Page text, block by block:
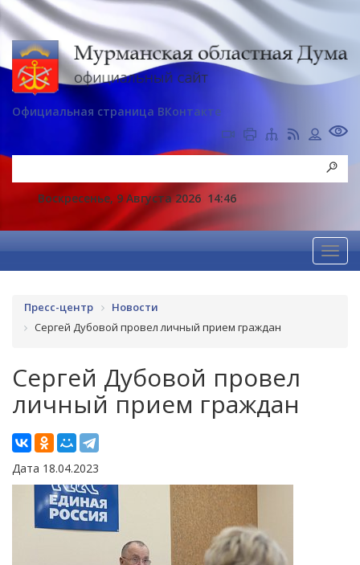
Официальная страница ВКонтакте
Воскресенье, 9 Августа 2026 14:46
Пресс-центр
Новости
Сергей Дубовой провел личный прием граждан
Сергей Дубовой провел
личный прием граждан
Дата 18.04.2023